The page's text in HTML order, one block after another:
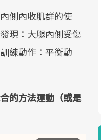
側內收肌群的使
現：大腿內側受傷
練動作：平衡動
的方法運動（或是
動委員會」與「長
防醫學」已成全民
而，健檢不只是醫
往專題
革命！
往專題
，進而引導實際的
往專題